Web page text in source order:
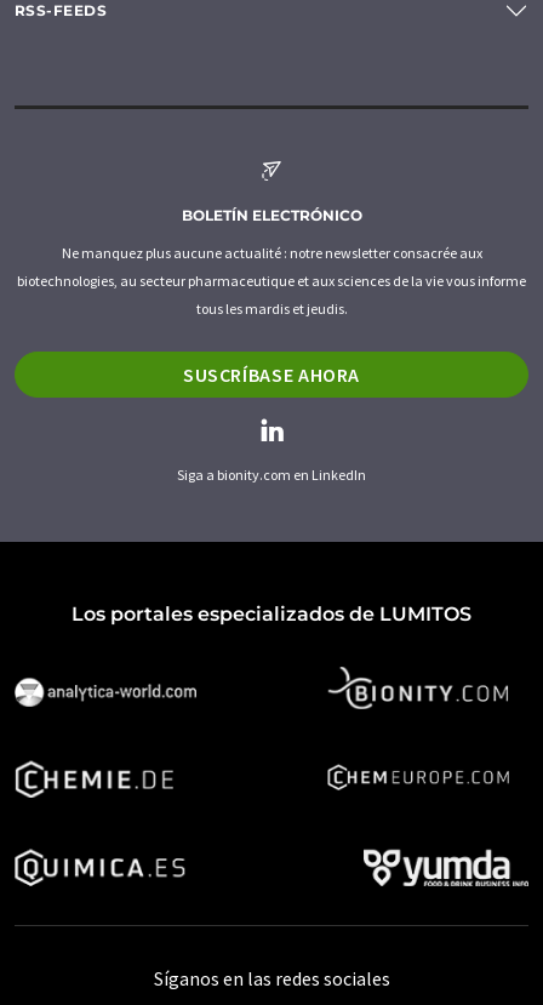
RSS-FEEDS
BOLETÍN ELECTRÓNICO
Ne manquez plus aucune actualité : notre newsletter consacrée aux
biotechnologies, au secteur pharmaceutique et aux sciences de la vie vous informe
tous les mardis et jeudis.
SUSCRÍBASE AHORA
Siga a bionity.com en LinkedIn
Los portales especializados de LUMITOS
Síganos en las redes sociales